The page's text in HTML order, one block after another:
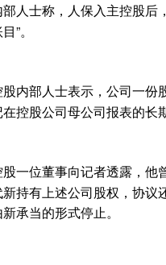
士称，人保入主控股后，
”。
部人士表示，公司一份
控股公司母公司报表的长
位董事向记者透露，他曾
持有上述公司股权，协议
承当的形式停止。